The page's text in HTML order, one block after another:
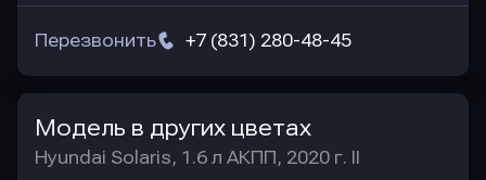
+7 (831) 280-48-45
Перезвонить
Модель в других цветах
Hyundai Solaris, 1.6 л АКПП, 2020 г. II